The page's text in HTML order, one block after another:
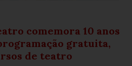
comemora 10 anos
gratuita,
de teatro